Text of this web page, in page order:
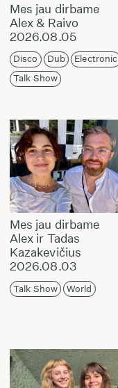
Mes jau dirbame
Alex & Raivo
2026.08.05
Disco Dub
Electronic
Talk Show
Mes jau dirbame
Alex ir Tadas
Kazakevičius
2026.08.03
Talk Show World